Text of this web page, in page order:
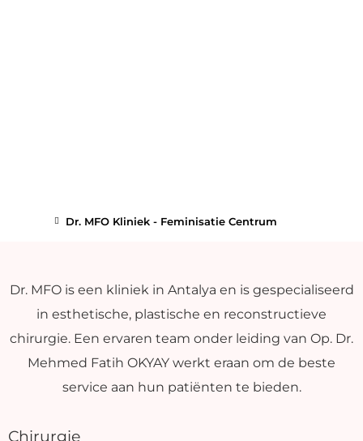
Dr. MFO Kliniek - Feminisatie Centrum
Dr. MFO is een kliniek in Antalya en is gespecialiseerd
in esthetische, plastische en reconstructieve
chirurgie. Een ervaren team onder leiding van Op. Dr.
Mehmed Fatih OKYAY werkt eraan om de beste
service aan hun patiënten te bieden.
Chirurgie